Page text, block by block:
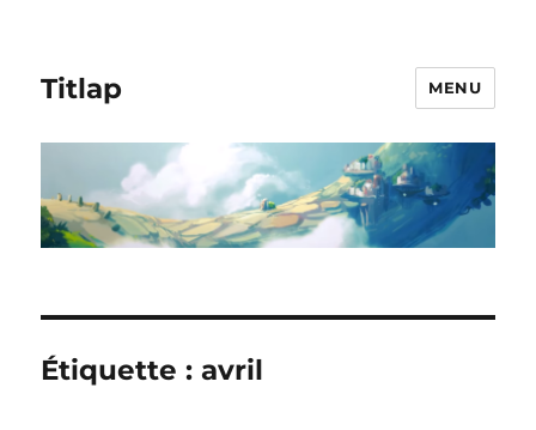
Titlap MENU
Étiquette :avril